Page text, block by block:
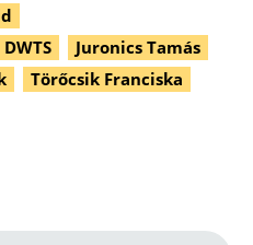
DWTS
Juronics Tamás
Törőcsik Franciska